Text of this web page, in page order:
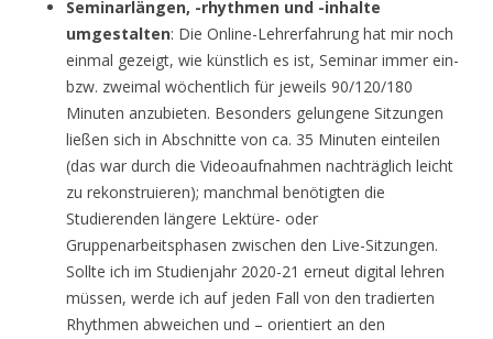
Seminarlängen, -rhythmen und -inhalte
umgestalten: Die Online-Lehrerfahrung hat mir noch
einmal gezeigt, wie künstlich es ist, Seminar immer ein-
bzw. zweimal wöchentlich für jeweils 90/120/180
Minuten anzubieten. Besonders gelungene Sitzungen
ließen sich in Abschnitte von ca. 35 Minuten einteilen
(das war durch die Videoaufnahmen nachträglich leicht
zu rekonstruieren); manchmal benötigten die
Studierenden längere Lektüre- oder
Gruppenarbeitsphasen zwischen den Live-Sitzungen.
Sollte ich im Studienjahr 2020-21 erneut digital lehren
müssen, werde ich auf jeden Fall von den tradierten
Rhythmen abweichen und – orientiert an den